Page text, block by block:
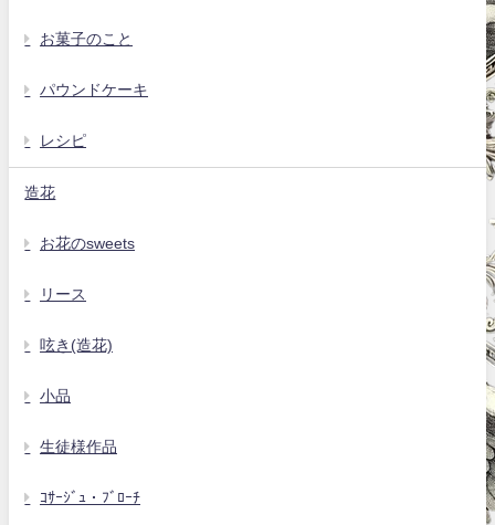
お菓子のこと
パウンドケーキ
レシピ
造花
お花のsweets
リース
呟き(造花)
小品
生徒様作品
ｺｻｰｼﾞｭ・ﾌﾞﾛｰﾁ